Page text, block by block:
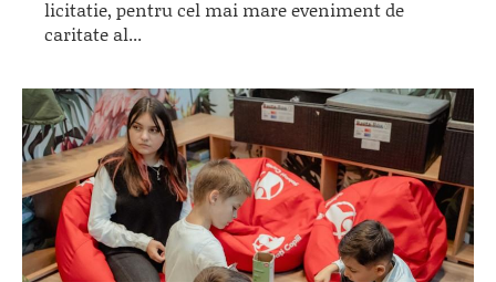
licitatie, pentru cel mai mare eveniment de
caritate al...